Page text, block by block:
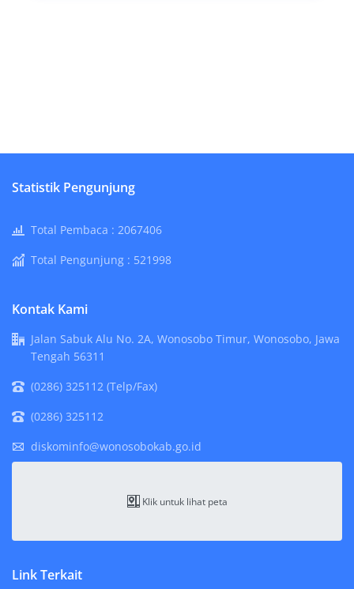
Statistik Pengunjung
Total Pembaca : 2067406
Total Pengunjung : 521998
Kontak Kami
Jalan Sabuk Alu No. 2A, Wonosobo Timur, Wonosobo, Jawa
Tengah 56311
(0286) 325112 (Telp/Fax)
(0286) 325112
diskominfo@wonosobokab.go.id
Klik untuk lihat peta
Link Terkait